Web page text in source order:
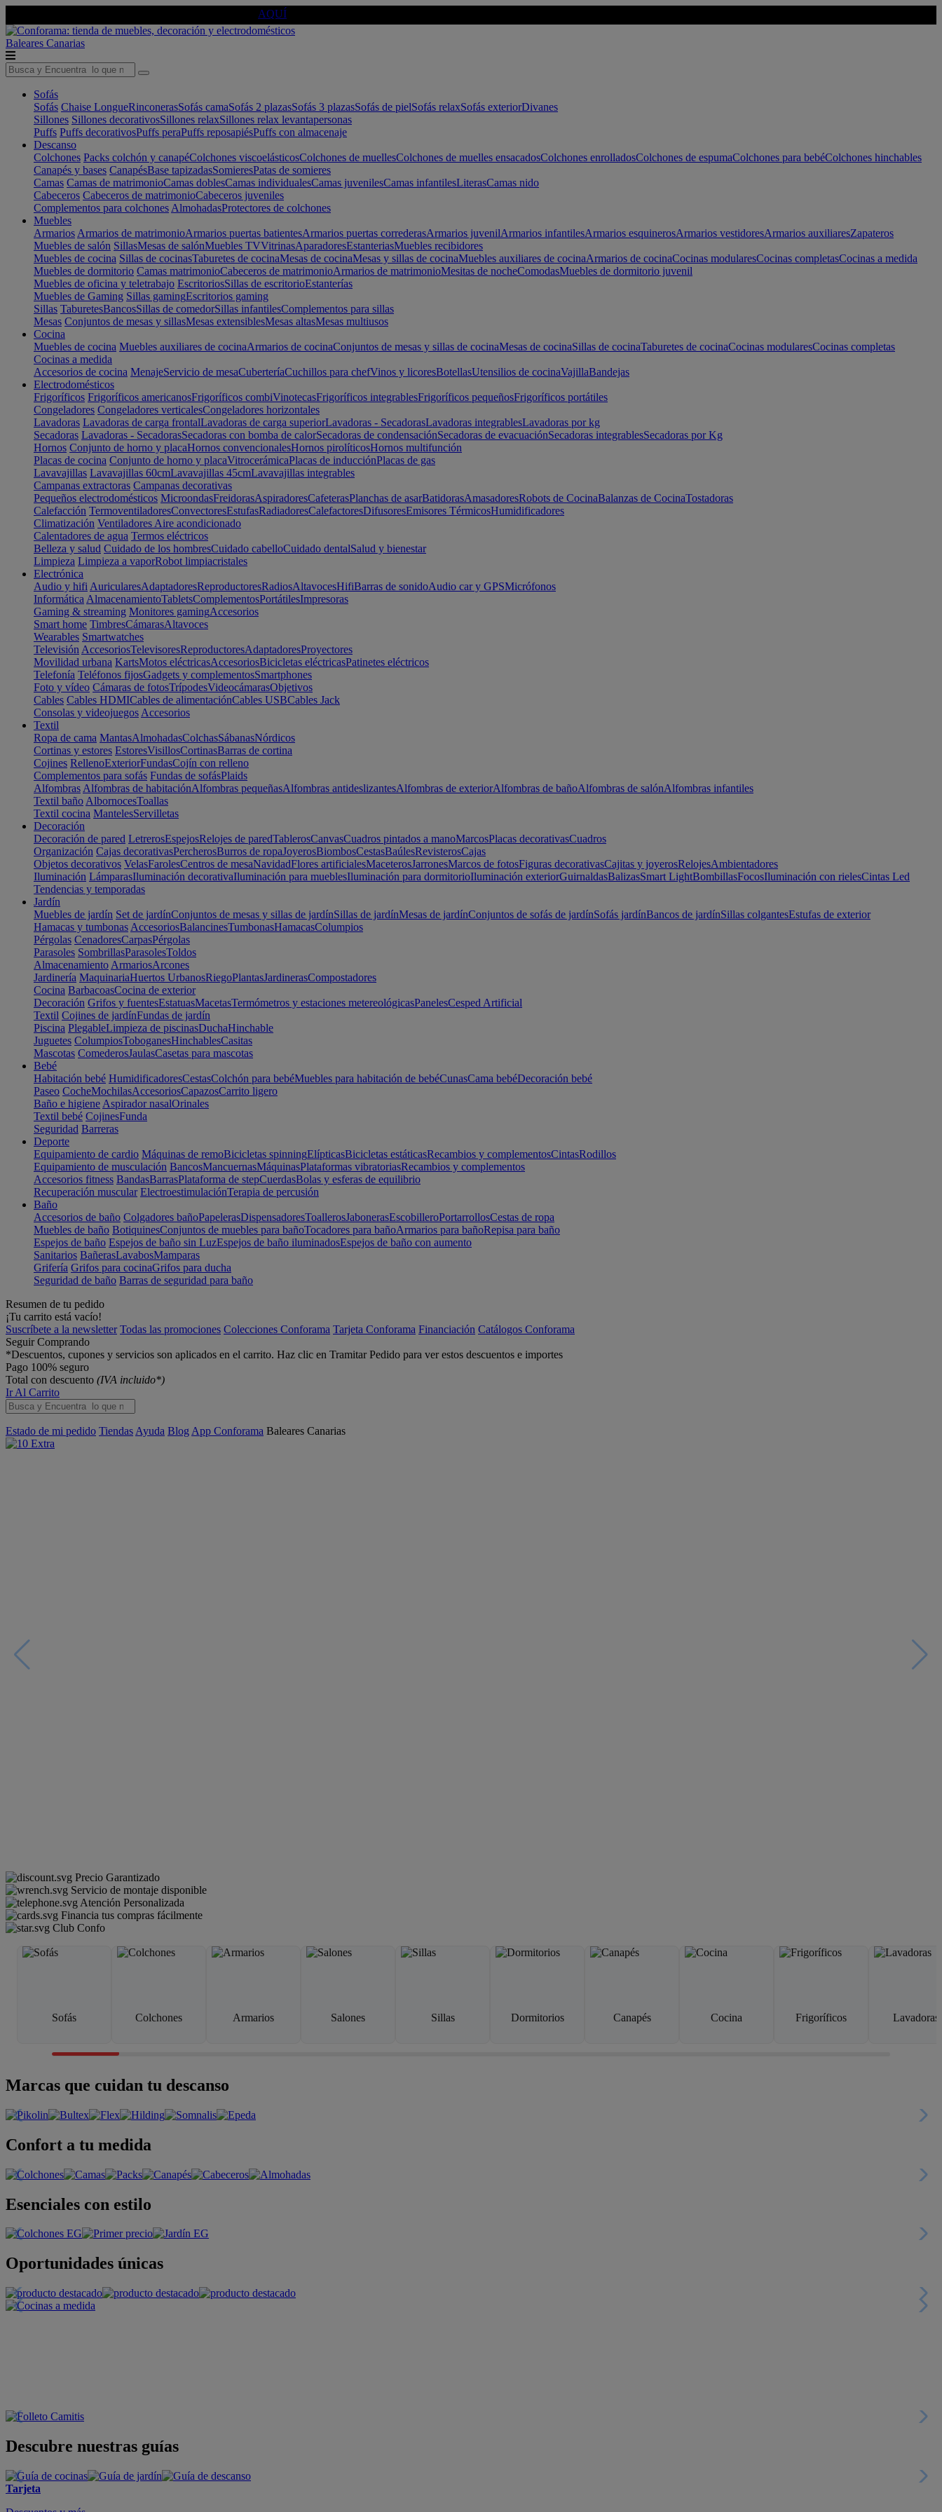
AQUÍ
Baleares Canarias
Sofás
Sofás Chaise LongueRinconerasSofás camaSofás 2 plazasSofás 3 plazasSofás de pielSofás relaxSofás exteriorDivanes
Sillones Sillones decorativosSillones relaxSillones relax levantapersonas
Puffs Puffs decorativosPuffs peraPuffs reposapiésPuffs con almacenaje
Descanso
Colchones Packs colchón y canapéColchones viscoelásticosColchones de muellesColchones de muelles ensacadosColchones enrolladosColchones de espumaColchones para bebéColchones hinchables
Canapés y bases CanapésBase tapizadasSomieresPatas de somieres
Camas Camas de matrimonioCamas doblesCamas individualesCamas juvenilesCamas infantilesLiterasCamas nido
Cabeceros Cabeceros de matrimonioCabeceros juveniles
Complementos para colchones AlmohadasProtectores de colchones
Muebles
Armarios Armarios de matrimonioArmarios puertas batientesArmarios puertas correderasArmarios juvenilArmarios infantilesArmarios esquinerosArmarios vestidoresArmarios auxiliaresZapateros
Muebles de salón SillasMesas de salónMuebles TVVitrinasAparadoresEstanteriasMuebles recibidores
Muebles de cocina Sillas de cocinasTaburetes de cocinaMesas de cocinaMesas y sillas de cocinaMuebles auxiliares de cocinaArmarios de cocinaCocinas modularesCocinas completasCocinas a medida
Muebles de dormitorio Camas matrimonioCabeceros de matrimonioArmarios de matrimonioMesitas de nocheComodasMuebles de dormitorio juvenil
Muebles de oficina y teletrabajo EscritoriosSillas de escritorioEstanterías
Muebles de Gaming Sillas gamingEscritorios gaming
Sillas TaburetesBancosSillas de comedorSillas infantilesComplementos para sillas
Mesas Conjuntos de mesas y sillasMesas extensiblesMesas altasMesas multiusos
Cocina
Muebles de cocina Muebles auxiliares de cocinaArmarios de cocinaConjuntos de mesas y sillas de cocinaMesas de cocinaSillas de cocinaTaburetes de cocinaCocinas modularesCocinas completas
Cocinas a medida
Accesorios de cocina MenajeServicio de mesaCuberteríaCuchillos para chefVinos y licoresBotellasUtensilios de cocinaVajillaBandejas
Electrodomésticos
Frigoríficos Frigoríficos americanosFrigoríficos combiVinotecasFrigoríficos integrablesFrigoríficos pequeñosFrigoríficos portátiles
Congeladores Congeladores verticalesCongeladores horizontales
Lavadoras Lavadoras de carga frontalLavadoras de carga superiorLavadoras - SecadorasLavadoras integrablesLavadoras por kg
Secadoras Lavadoras - SecadorasSecadoras con bomba de calorSecadoras de condensaciónSecadoras de evacuaciónSecadoras integrablesSecadoras por Kg
Hornos Conjunto de horno y placaHornos convencionalesHornos pirolíticosHornos multifunción
Placas de cocina Conjunto de horno y placaVitrocerámicaPlacas de inducciónPlacas de gas
Lavavajillas Lavavajillas 60cmLavavajillas 45cmLavavajillas integrables
Campanas extractoras Campanas decorativas
Pequeños electrodomésticos MicroondasFreidorasAspiradoresCafeterasPlanchas de asarBatidorasAmasadoresRobots de CocinaBalanzas de CocinaTostadoras
Calefacción TermoventiladoresConvectoresEstufasRadiadoresCalefactoresDifusoresEmisores TérmicosHumidificadores
Climatización Ventiladores Aire acondicionado
Calentadores de agua Termos eléctricos
Belleza y salud Cuidado de los hombresCuidado cabelloCuidado dentalSalud y bienestar
Limpieza Limpieza a vaporRobot limpiacristales
Electrónica
Audio y hifi AuricularesAdaptadoresReproductoresRadiosAltavocesHifiBarras de sonidoAudio car y GPSMicrófonos
Informática AlmacenamientoTabletsComplementosPortátilesImpresoras
Gaming & streaming Monitores gamingAccesorios
Smart home TimbresCámarasAltavoces
Wearables Smartwatches
Televisión AccesoriosTelevisoresReproductoresAdaptadoresProyectores
Movilidad urbana KartsMotos eléctricasAccesoriosBicicletas eléctricasPatinetes eléctricos
Telefonía Teléfonos fijosGadgets y complementosSmartphones
Foto y vídeo Cámaras de fotosTrípodesVideocámarasObjetivos
Cables Cables HDMICables de alimentaciónCables USBCables Jack
Consolas y videojuegos Accesorios
Textil
Ropa de cama MantasAlmohadasColchasSábanasNórdicos
Cortinas y estores EstoresVisillosCortinasBarras de cortina
Cojines RellenoExteriorFundasCojín con relleno
Complementos para sofás Fundas de sofásPlaids
Alfombras Alfombras de habitaciónAlfombras pequeñasAlfombras antideslizantesAlfombras de exteriorAlfombras de bañoAlfombras de salónAlfombras infantiles
Textil baño AlbornocesToallas
Textil cocina MantelesServilletas
Decoración
Decoración de pared LetrerosEspejosRelojes de paredTablerosCanvasCuadros pintados a manoMarcosPlacas decorativasCuadros
Organización Cajas decorativasPercherosBurros de ropaJoyerosBiombosCestasBaúlesRevisterosCajas
Objetos decorativos VelasFarolesCentros de mesaNavidadFlores artificialesMaceterosJarronesMarcos de fotosFiguras decorativasCajitas y joyerosRelojesAmbientadores
Iluminación LámparasIluminación decorativaIluminación para mueblesIluminación para dormitorioIluminación exteriorGuirnaldasBalizasSmart LightBombillasFocosIluminación con rielesCintas Led
Tendencias y temporadas
Jardín
Muebles de jardín Set de jardínConjuntos de mesas y sillas de jardínSillas de jardínMesas de jardínConjuntos de sofás de jardínSofás jardínBancos de jardínSillas colgantesEstufas de exterior
Hamacas y tumbonas AccesoriosBalancinesTumbonasHamacasColumpios
Pérgolas CenadoresCarpasPérgolas
Parasoles SombrillasParasolesToldos
Almacenamiento ArmariosArcones
Jardinería MaquinariaHuertos UrbanosRiegoPlantasJardinerasCompostadores
Cocina BarbacoasCocina de exterior
Decoración Grifos y fuentesEstatuasMacetasTermómetros y estaciones metereológicasPanelesCesped Artificial
Textil Cojines de jardínFundas de jardín
Piscina PlegableLimpieza de piscinasDuchaHinchable
Juguetes ColumpiosToboganesHinchablesCasitas
Mascotas ComederosJaulasCasetas para mascotas
Bebé
Habitación bebé HumidificadoresCestasColchón para bebéMuebles para habitación de bebéCunasCama bebéDecoración bebé
Paseo CocheMochilasAccesoriosCapazosCarrito ligero
Baño e higiene Aspirador nasalOrinales
Textil bebé CojinesFunda
Seguridad Barreras
Deporte
Equipamiento de cardio Máquinas de remoBicicletas spinningElípticasBicicletas estáticasRecambios y complementosCintasRodillos
Equipamiento de musculación BancosMancuernasMáquinasPlataformas vibratoriasRecambios y complementos
Accesorios fitness BandasBarrasPlataforma de stepCuerdasBolas y esferas de equilibrio
Recuperación muscular ElectroestimulaciónTerapia de percusión
Baño
Accesorios de baño Colgadores bañoPapelerasDispensadoresToallerosJabonerasEscobilleroPortarrollosCestas de ropa
Muebles de baño BotiquinesConjuntos de muebles para bañoTocadores para bañoArmarios para bañoRepisa para baño
Espejos de baño Espejos de baño sin LuzEspejos de baño iluminadosEspejos de baño con aumento
Sanitarios BañerasLavabosMamparas
Grifería Grifos para cocinaGrifos para ducha
Seguridad de baño Barras de seguridad para baño
Resumen de tu pedido
¡Tu carrito está vacío!
Suscríbete a la newsletter Todas las promociones Colecciones Conforama Tarjeta Conforama Financiación Catálogos Conforama
Seguir Comprando
*Descuentos, cupones y servicios son aplicados en el carrito. Haz clic en Tramitar Pedido para ver estos descuentos e importes
Pago 100% seguro
Total con descuento (IVA incluido*)
Ir Al Carrito
Estado de mi pedido Tiendas Ayuda Blog App Conforama Baleares Canarias
Precio Garantizado
Servicio de montaje disponible
Atención Personalizada
Financia tus compras fácilmente
Club Confo
Sofás Colchones Armarios Salones Sillas Dormitorios Canapés Cocina Frigoríficos Lavadoras
Marcas que cuidan tu descanso
Confort a tu medida
Esenciales con estilo
Oportunidades únicas
Descubre nuestras guías
Tarjeta